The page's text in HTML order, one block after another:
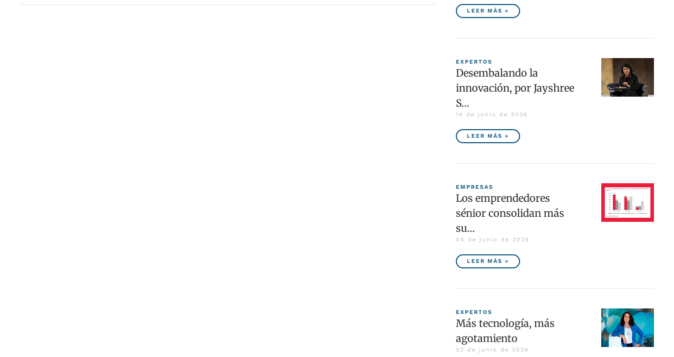
LEER MÁS »
EXPERTOS
Desembalando la
innovación, por Jayshree
S…
14 de junio de 2026
LEER MÁS »
EMPRESAS
Los emprendedores
sénior consolidan más
su…
04 de junio de 2026
LEER MÁS »
EXPERTOS
Más tecnología, más
agotamiento
02 de junio de 2026